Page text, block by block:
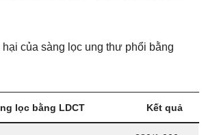
của sàng lọc ung thư phổi bằng
lọc bằng LDCT Kết quả